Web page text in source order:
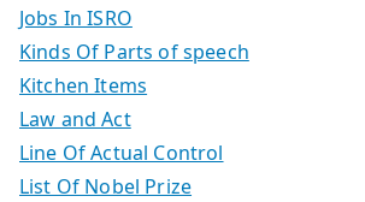
Jobs In ISRO
Kinds Of Parts of speech
Kitchen Items
Law and Act
Line Of Actual Control
List Of Nobel Prize